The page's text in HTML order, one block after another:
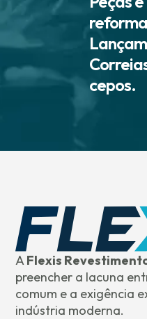
cepos.
AFlexis
preencher a lacuna
comum e a exigência
indústria moderna.